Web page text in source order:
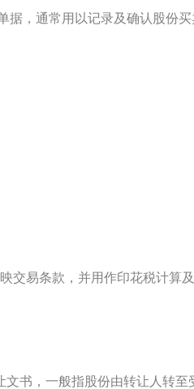
据，通常用以记录及确认股份
交易条款，并用作印花税计算
文书，一般指股份由转让人转